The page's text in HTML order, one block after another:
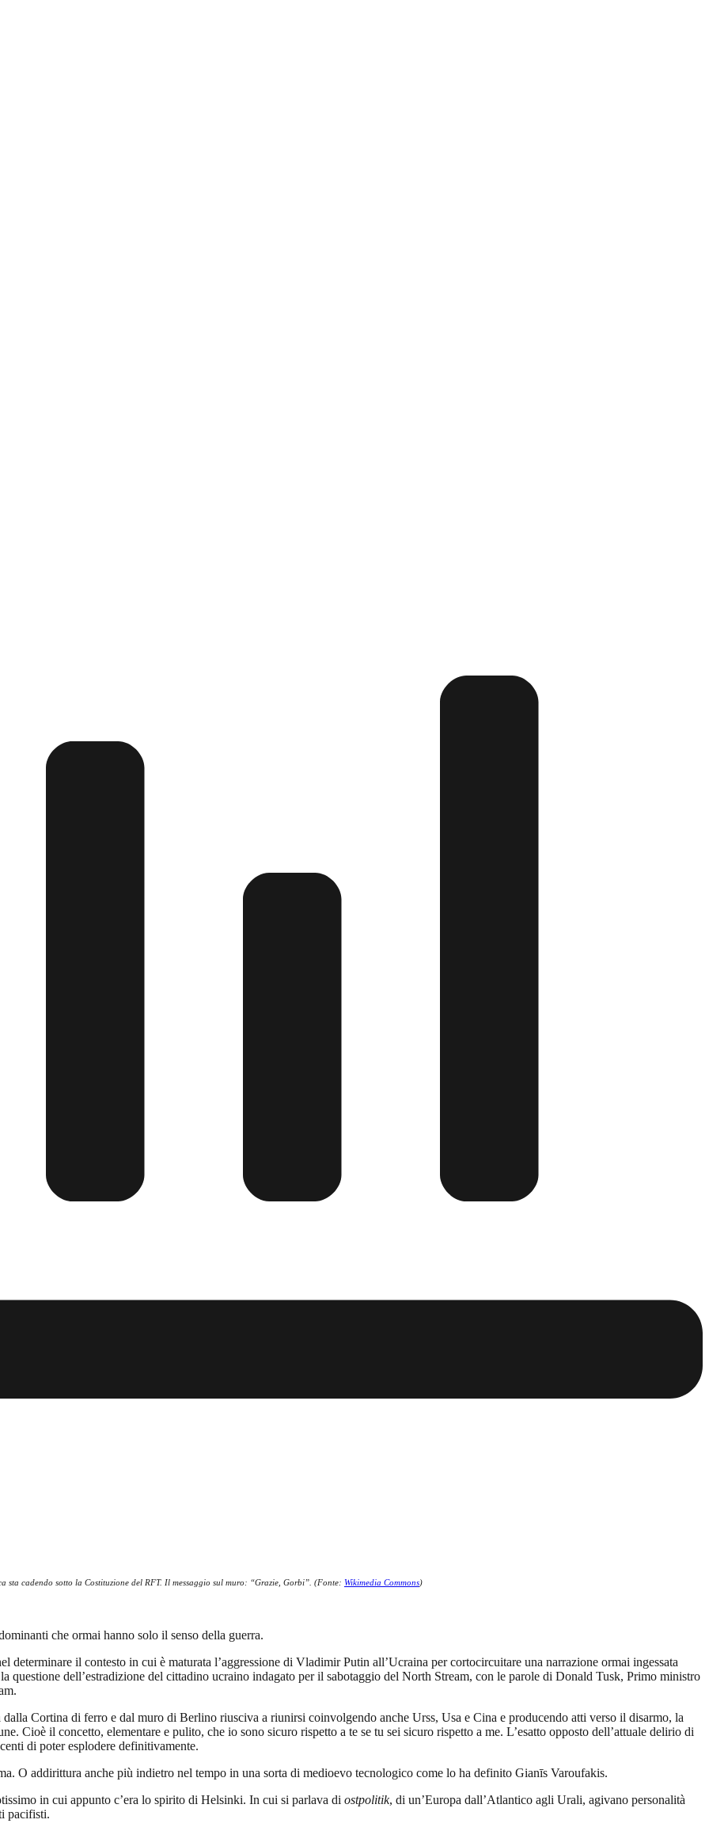
cadendo sotto la Costituzione del RFT. Il messaggio sul muro: “Grazie, Gorbi”. (Fonte: Wikimedia Commons)
che ormai hanno solo il senso della guerra.
determinare il contesto in cui è maturata l’aggressione di Vladimir Putin all’Ucraina per cortocircuitare una narrazione ormai ingessata
questione dell’estradizione del cittadino ucraino indagato per il sabotaggio del North Stream, con le parole di Donald Tusk, Primo ministro
Cortina di ferro e dal muro di Berlino riusciva a riunirsi coinvolgendo anche Urss, Usa e Cina e producendo atti verso il disarmo, la
Cioè il concetto, elementare e pulito, che io sono sicuro rispetto a te se tu sei sicuro rispetto a me. L’esatto opposto dell’attuale delirio di
di poter esplodere definitivamente.
O addirittura anche più indietro nel tempo in una sorta di medioevo tecnologico come lo ha definito Gianīs Varoufakis.
in cui appunto c’era lo spirito di Helsinki. In cui si parlava di ostpolitik, di un’Europa dall’Atlantico agli Urali, agivano personalità
pacifisti.